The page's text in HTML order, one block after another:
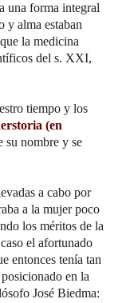
una forma integral
y alma estaban
la medicina
del s. XXI,
tiempo y los
(en
su nombre y se
a cabo por
a la mujer poco
los méritos de la
el afortunado
entonces tenía tan
en la